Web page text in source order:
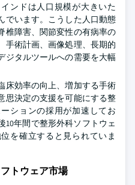
ンドは人口規模が大きいた
でいます。こうした人口動態
椎障害、関節変性の有病率の
手術計画、画像処理、長期的
ジタルツールへの需要を大幅
床効率の向上、増加する手術
思決定の支援を可能にする整
ションの採用が加速してお
10年間で整形外科ソフトウェ
を確立すると見られていま
トウェア市場